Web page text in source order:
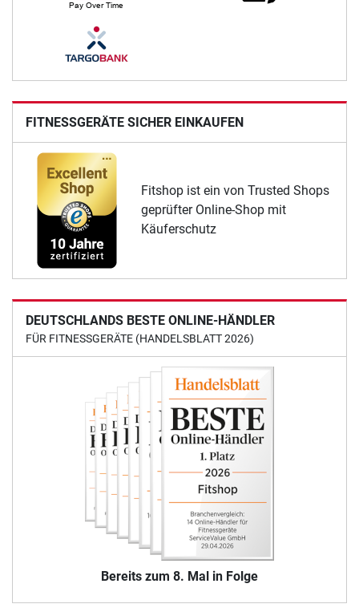
FITNESSGERÄTE SICHER EINKAUFEN
Fitshop ist ein von Trusted Shops
geprüfter Online-Shop mit
Käuferschutz
DEUTSCHLANDS BESTE ONLINE-HÄNDLER
FÜR FITNESSGERÄTE (HANDELSBLATT 2026)
Bereits zum 8. Mal in Folge